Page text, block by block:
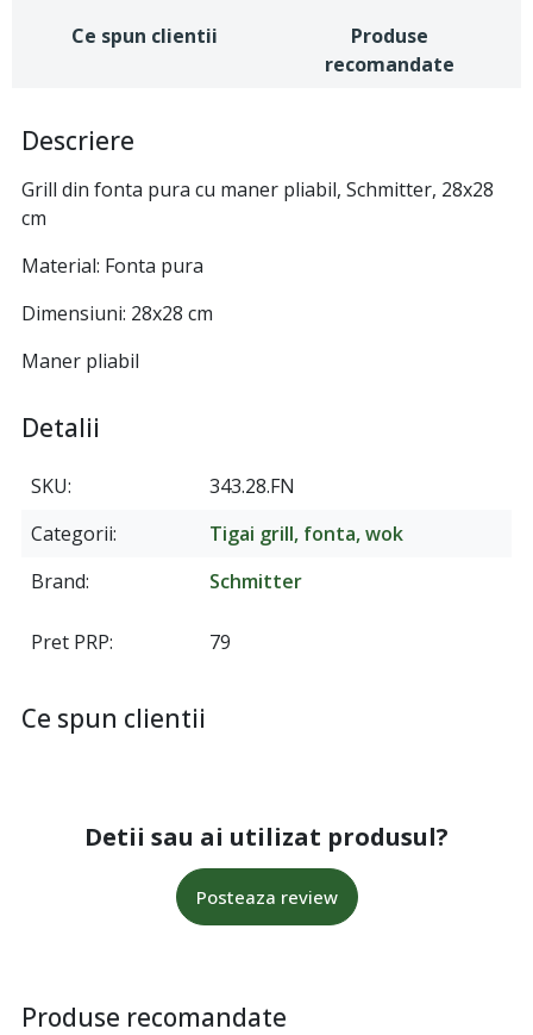
Ce spun clientii
Produse
recomandate
Descriere
Grill din fonta pura cu maner pliabil, Schmitter, 28x28
cm
Material: Fonta pura
Dimensiuni: 28x28 cm
Maner pliabil
Detalii
SKU
343.28.FN
Categorii
Tigai grill, fonta, wok
Brand
Schmitter
Pret PRP 79
Ce spun clientii
Detii sau ai utilizat produsul?
Posteaza review
Produse recomandate